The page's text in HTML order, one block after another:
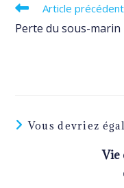
Read
articles
Article précédent
Perte du sous-
Vous devriez
Vie